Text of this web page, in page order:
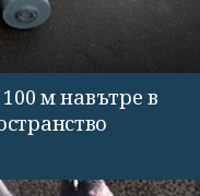
м навътре в